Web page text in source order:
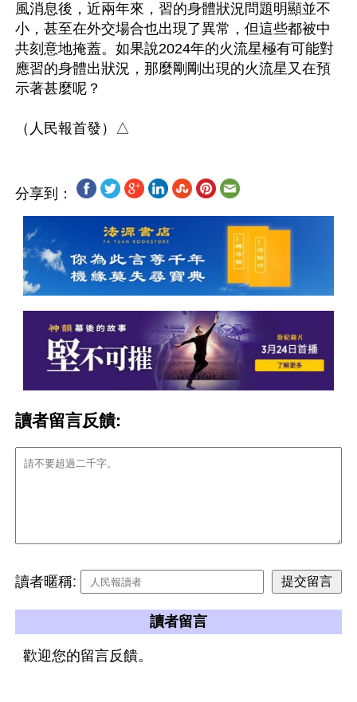
風消息後，近兩年來，習的身體狀況問題明顯並不
小，甚至在外交場合也出現了異常，但這些都被中
共刻意地掩蓋。如果說2024年的火流星極有可能對
應習的身體出狀況，那麼剛剛出現的火流星又在預
示著甚麼呢？
分享到：
讀者留言反饋:
讀者暱稱:
讀者留言
歡迎您的留言反饋。